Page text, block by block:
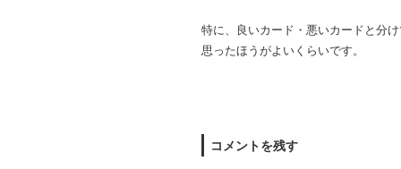
特に、良いカード・悪いカードと分
思ったほうがよいくらいです。
コメントを残す